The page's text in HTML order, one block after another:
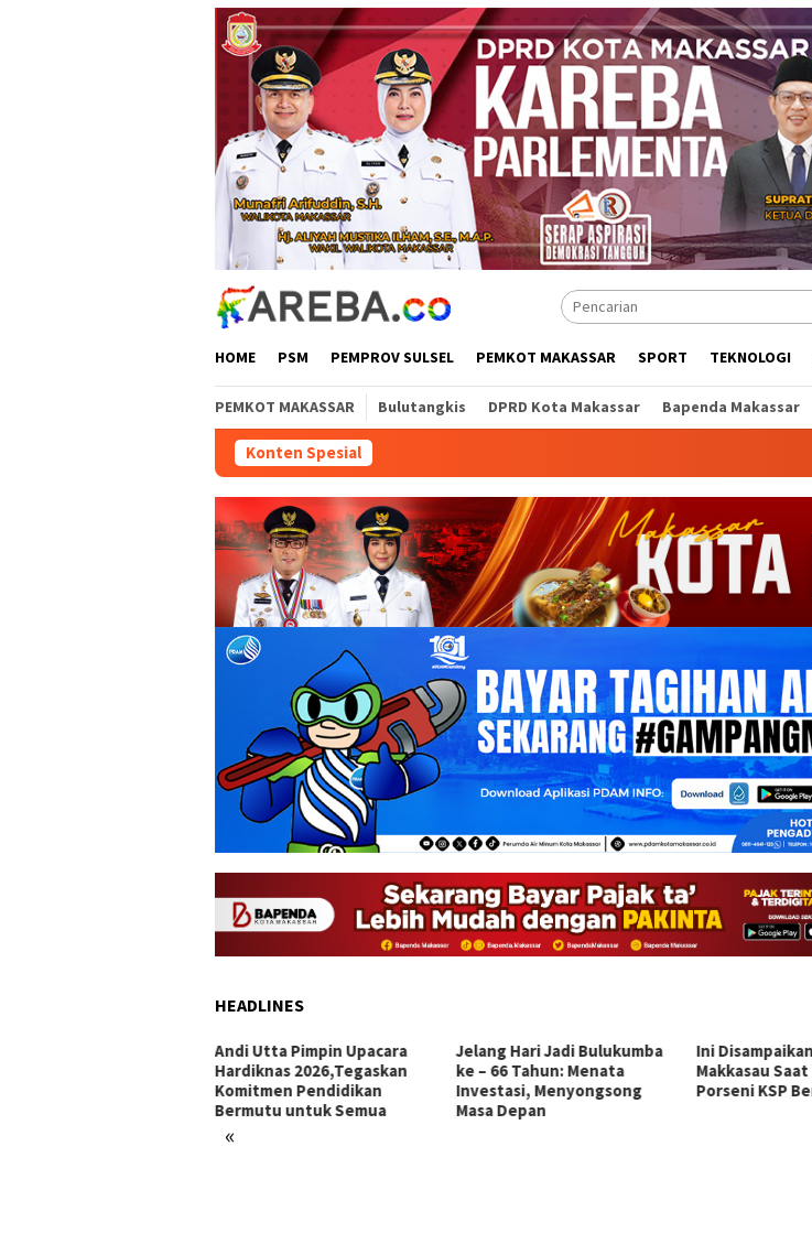
HOME PSM PEMPROV SULSEL PEMKOT MAKASSAR SPORT TEKNOLOGI
PEMKOT MAKASSAR Bulutangkis DPRD Kota Makassar Bapenda Makassar
Konten Spesial
HEADLINES
«
Jelang Hari Jadi Bulukumba
ke – 66 Tahun: Menata
Investasi, Menyongsong
Masa Depan
Ini Disampaikan Andi
Makkasau Saat Membuka
Porseni KSP Berkat